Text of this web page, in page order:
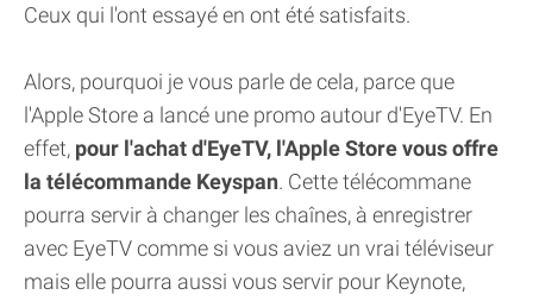
Ceux qui l'ont essayé en ont été satisfaits.
Alors, pourquoi je vous parle de cela, parce que
l'Apple Store a lancé une promo autour d'EyeTV. En
effet, pour l'achat d'EyeTV, l'Apple Store vous offre
la télécommande Keyspan. Cette télécommane
pourra servir à changer les chaînes, à enregistrer
avec EyeTV comme si vous aviez un vrai téléviseur
mais elle pourra aussi vous servir pour Keynote,